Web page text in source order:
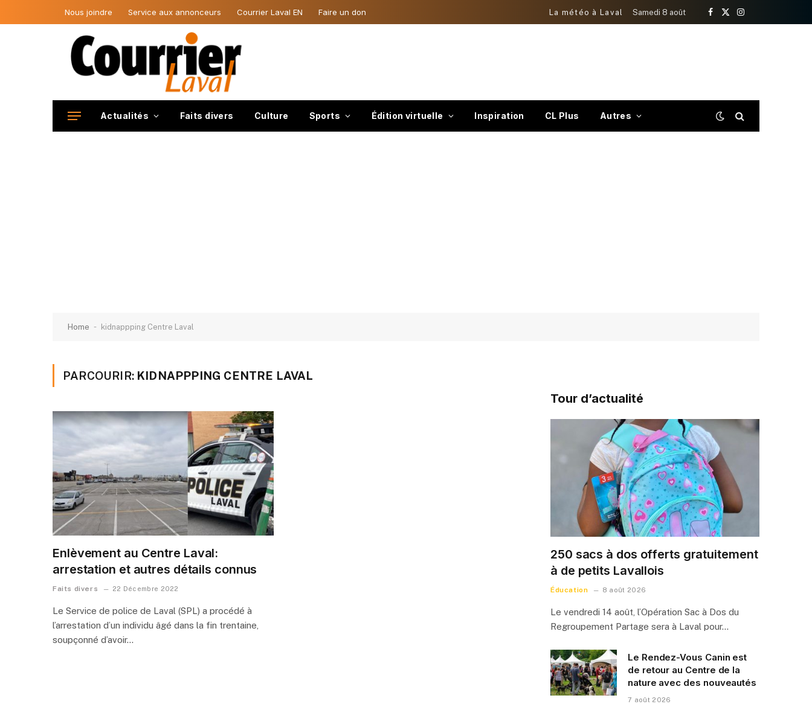
Nous joindre Service aux annonceurs Courrier Laval EN Faire un don La météo à Laval Samedi 8 août
Facebook
X
Instagram
Actualités Faits divers Culture Sports Édition virtuelle Inspiration CL Plus Autres
Home - kidnappping Centre Laval
PARCOURIR: KIDNAPPPING CENTRE LAVAL
Enlèvement au Centre Laval:
arrestation et autres détails connus
Faits divers 22 Décembre 2022
Le Service de police de Laval (SPL) a procédé à
l’arrestation d’un individu âgé dans la fin trentaine,
soupçonné d’avoir…
Tour d’actualité
250 sacs à dos offerts gratuitement
à de petits Lavallois
Éducation 8 août 2026
Le vendredi 14 août, l’Opération Sac à Dos du
Regroupement Partage sera à Laval pour…
Le Rendez-Vous Canin est
de retour au Centre de la
nature avec des nouveautés
7 août 2026